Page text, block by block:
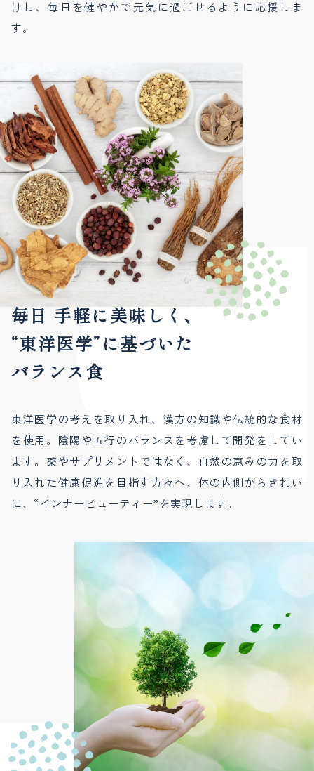
けし、毎日を健やかで元気に過ごせるように応援しま
す。
毎日 手軽に美味しく、
“東洋医学”に基づいた
バランス食
東洋医学の考えを取り入れ、漢方の知識や伝統的な食材
を使用。陰陽や五行のバランスを考慮して開発をしてい
ます。薬やサプリメントではなく、自然の恵みの力を取
り入れた健康促進を目指す方々へ、体の内側からきれい
に、“インナービューティー”を実現します。